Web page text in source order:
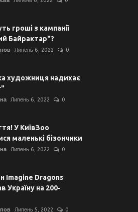
гроші з кампанії
Байрактар"?
Липень 6, 2022 0
художниця надихає
Липень 6, 2022 0
У КиївЗоо
маленькі бізончики
Липень 6, 2022 0
Imagine Dragons
Україну на 200-
Липень 5, 2022 0